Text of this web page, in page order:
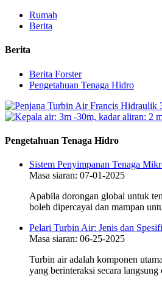
Rumah
Berita
Berita
Berita Forster
Pengetahuan Tenaga Hidro
Pengetahuan Tenaga Hidro
Sistem Penyimpanan Tenaga
Masa siaran: 07-01-2025
Apabila dorongan global untuk
boleh dipercayai dan mampan
Pelari Turbin Air: Jenis dan
Masa siaran: 06-25-2025
Turbin air adalah komponen
yang berinteraksi secara